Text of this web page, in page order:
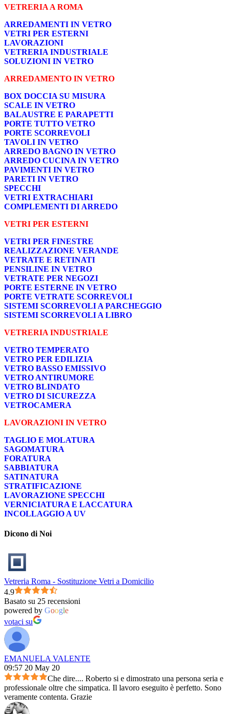
VETRERIA A ROMA
ARREDAMENTI IN VETRO
VETRI PER ESTERNI
LAVORAZIONI
VETRERIA INDUSTRIALE
SOLUZIONI IN VETRO
ARREDAMENTO IN VETRO
BOX DOCCIA SU MISURA
SCALE IN VETRO
BALAUSTRE E PARAPETTI
PORTE TUTTO VETRO
PORTE SCORREVOLI
TAVOLI IN VETRO
ARREDO BAGNO IN VETRO
ARREDO CUCINA IN VETRO
PAVIMENTI IN VETRO
PARETI IN VETRO
SPECCHI
VETRI EXTRACHIARI
COMPLEMENTI DI ARREDO
VETRI PER ESTERNI
VETRI PER FINESTRE
REALIZZAZIONE VERANDE
VETRATE E RETINATI
PENSILINE IN VETRO
VETRATE PER NEGOZI
PORTE ESTERNE IN VETRO
PORTE VETRATE SCORREVOLI
SISTEMI SCORREVOLI A PARCHEGGIO
SISTEMI SCORREVOLI A LIBRO
VETRERIA INDUSTRIALE
VETRO TEMPERATO
VETRO PER EDILIZIA
VETRO BASSO EMISSIVO
VETRO ANTIRUMORE
VETRO BLINDATO
VETRO DI SICUREZZA
VETROCAMERA
LAVORAZIONI IN VETRO
TAGLIO E MOLATURA
SAGOMATURA
FORATURA
SABBIATURA
SATINATURA
STRATIFICAZIONE
LAVORAZIONE SPECCHI
VERNICIATURA E LACCATURA
INCOLLAGGIO A UV
Dicono di Noi
Vetreria Roma - Sostituzione Vetri a Domicilio
4.9
Basato su 25 recensioni
powered by Google
votaci su
EMANUELA VALENTE
09:57 20 May 20
Che dire.... Roberto si e dimostrato una persona seria e
professionale oltre che simpatica. Il lavoro eseguito è perfetto. Sono
veramente contenta. Grazie